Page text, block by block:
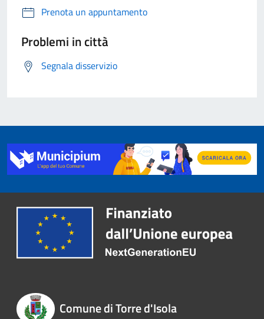
Prenota un appuntamento
Problemi in città
Segnala disservizio
Comune di Torre d'Isola